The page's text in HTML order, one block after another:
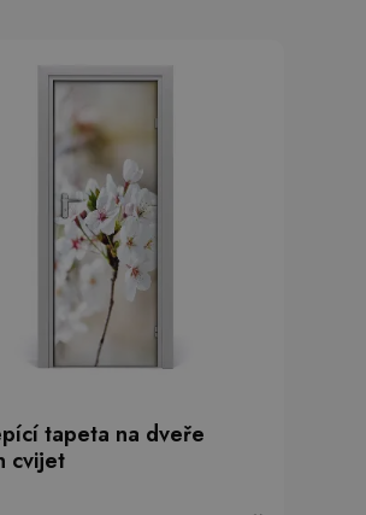
tapeta na dveře
cvijet